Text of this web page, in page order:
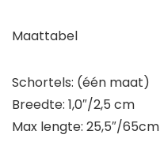
Maattabel
Schortels: (één maat)
Breedte: 1,0″/2,5 cm
Max lengte: 25,5″/65cm